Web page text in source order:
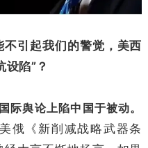
引起我们的警觉，美西
设陷”？
际舆论上陷中国于被动。
俄《新削减战略武器条